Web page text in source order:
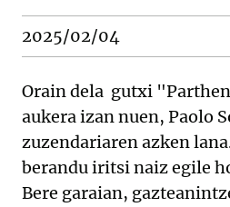
2025/02/04
Orain dela gutxi
aukera izan nuen, Paolo
zuzendariaren azken
berandu iritsi naiz egile
Bere garaian,